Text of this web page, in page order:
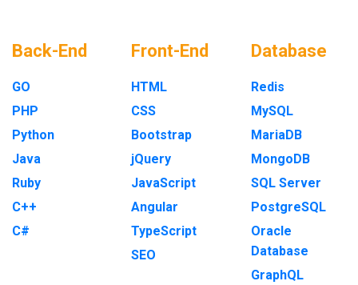
Back-End
GO
PHP
Python
Java
Ruby
C++
C#
Front-End
HTML
CSS
Bootstrap
jQuery
JavaScript
Angular
TypeScript
SEO
Database
Redis
MySQL
MariaDB
MongoDB
SQL Server
PostgreSQL
Oracle
Database
GraphQL